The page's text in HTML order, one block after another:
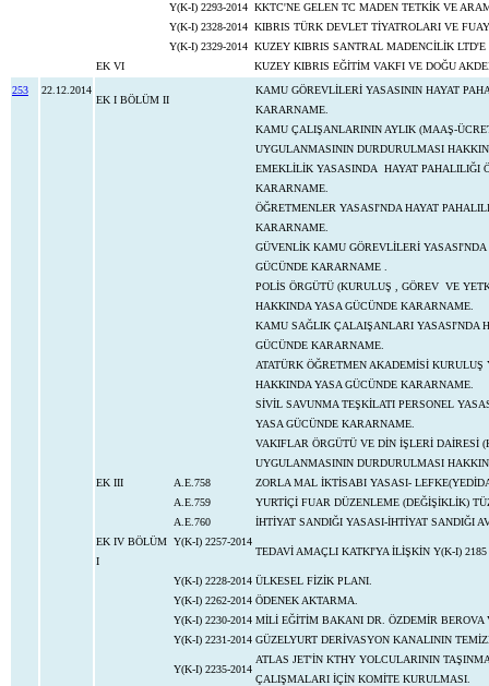
Y(K-I) 2293-2014 KKTC'NE GELEN TC MADEN TETKİK VE
Y(K-I) 2328-2014 KIBRIS TÜRK DEVLET TİYATROLARI VE
Y(K-I) 2329-2014 KUZEY KIBRIS SANTRAL MADENCİLİK
EK VI
KUZEY KIBRIS EĞİTİM VAKFI VE DOĞU
253
22.12.2014
EK I BÖLÜM II
KAMU GÖREVLİLERİ YASASININ HAYAT
KARARNAME.
KAMU ÇALIŞANLARININ AYLIK (MAAŞ-
UYGULANMASININ DURDURULMASI
EMEKLİLİK YASASINDA HAYAT PAHALILIĞI
KARARNAME.
ÖĞRETMENLER YASASI'NDA HAYAT
KARARNAME.
GÜVENLİK KAMU GÖREVLİLERİ
GÜCÜNDE KARARNAME .
POLİS ÖRGÜTÜ (KURULUŞ , GÖREV VE
HAKKINDA YASA GÜCÜNDE KARARNAME.
KAMU SAĞLIK ÇALAIŞANLARI YASASI'NDA
GÜCÜNDE KARARNAME.
ATATÜRK ÖĞRETMEN AKADEMİSİ
HAKKINDA YASA GÜCÜNDE KARARNAME.
SİVİL SAVUNMA TEŞKİLATI PERSONEL
YASA GÜCÜNDE KARARNAME.
VAKIFLAR ÖRGÜTÜ VE DİN İŞLERİ DAİRESİ
UYGULANMASININ DURDURULMASI
EK III
A.E.758
ZORLA MAL İKTİSABI YASASI-
A.E.759
YURTİÇİ FUAR DÜZENLEME (DEĞİŞİKLİK)
A.E.760
İHTİYAT SANDIĞI YASASI-İHTİYAT SANDIĞI
EK IV BÖLÜM
I
Y(K-I) 2257-2014
TEDAVİ AMAÇLI KATKI'YA İLİŞKİN Y(K-I)
Y(K-I) 2228-2014 ÜLKESEL FİZİK PLANI.
Y(K-I) 2262-2014 ÖDENEK AKTARMA.
Y(K-I) 2230-2014 MİLİ EĞİTİM BAKANI DR. ÖZDEMİR BEROVA
Y(K-I) 2231-2014 GÜZELYURT DERİVASYON KANALININ
Y(K-I) 2235-2014
ATLAS JET'İN KTHY YOLCULARININ
ÇALIŞMALARI İÇİN KOMİTE KURULMASI.